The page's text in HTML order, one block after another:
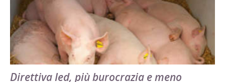
Direttiva Ied, più burocrazia e meno